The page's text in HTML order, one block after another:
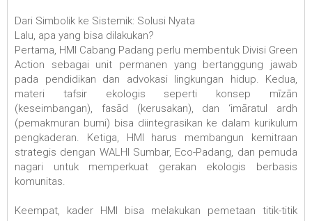
Dari Simbolik ke Sistemik: Solusi Nyata
Lalu, apa yang bisa dilakukan?
Pertama, HMI Cabang Padang perlu membentuk Divisi Green
Action sebagai unit permanen yang bertanggung jawab
pada pendidikan dan advokasi lingkungan hidup. Kedua,
materi tafsir ekologis seperti konsep mīzān
(keseimbangan), fasād (kerusakan), dan ‘imāratul ardh
(pemakmuran bumi) bisa diintegrasikan ke dalam kurikulum
pengkaderan. Ketiga, HMI harus membangun kemitraan
strategis dengan WALHI Sumbar, Eco-Padang, dan pemuda
nagari untuk memperkuat gerakan ekologis berbasis
komunitas.
Keempat, kader HMI bisa melakukan pemetaan titik-titik